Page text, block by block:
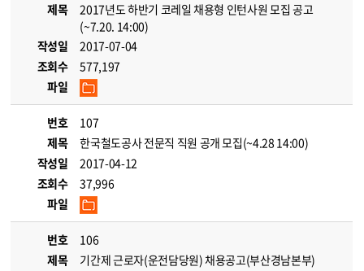
제목
2017년도 하반기 코레일 채용형 인턴사원 모집 공고
(~7.20. 14:00)
작성일
2017-07-04
조회수
577,197
파일
번호
107
제목
한국철도공사 전문직 직원 공개 모집(~4.28 14:00)
작성일
2017-04-12
조회수
37,996
파일
번호
106
제목
기간제 근로자(운전담당원) 채용공고(부산경남본부)